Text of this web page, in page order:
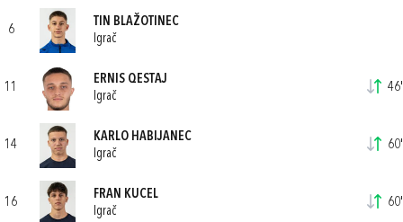
6
TIN BLAŽOTINEC
Igrač
11
ERNIS QESTAJ
Igrač
46'
14
KARLO HABIJANEC
Igrač
60'
16
FRAN KUCEL
Igrač
60'